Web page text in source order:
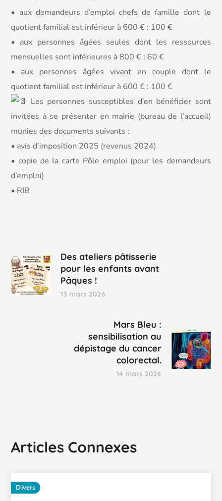
• aux demandeurs d’emploi chefs de famille dont le
quotient familial est inférieur à 600 € : 100 €
• aux personnes âgées seules dont les ressources
mensuelles sont inférieures à 800 € : 60 €
• aux personnes âgées vivant en couple dont le
quotient familial est inférieur à 600 € : 100 €
Les personnes susceptibles d’en bénéficier sont
invitées à se présenter en mairie (bureau de l’accueil)
munies des documents suivants :
• avis d’imposition 2025 (revenus 2024)
• copie de la carte Pôle emploi (pour les demandeurs
d’emploi)
• RIB
Des ateliers pâtisserie
pour les enfants avant
Pâques !
13 mars 2026
Mars Bleu :
sensibilisation au
dépistage du cancer
colorectal.
14 mars 2026
Articles Connexes
Divers